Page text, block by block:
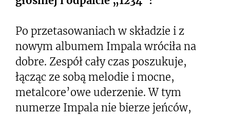
Po przetasowaniach w składzie i z
nowym albumem Impala wróciła na
dobre. Zespół cały czas poszukuje,
łącząc ze sobą melodie i mocne,
metalcore’owe uderzenie. W tym
numerze Impala nie bierze jeńców,